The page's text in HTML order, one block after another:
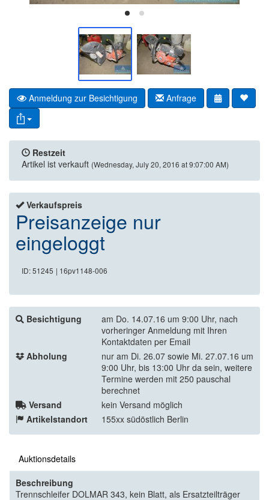
Anmeldung zur Besichtigung Anfrage
Restzeit
Artikel ist verkauft (Wednesday, July 20, 2016 at 9:07:00 AM)
Verkaufspreis
Preisanzeige nur
eingeloggt
ID: 51245 | 16pv1148-006
Besichtigung
am Do. 14.07.16 um 9:00 Uhr, nach
vorheringer Anmeldung mit Ihren
Kontaktdaten per Email
Abholung
nur am Di. 26.07 sowie Mi. 27.07.16 um
9:00 Uhr, bis 13:00 Uhr da sein, weitere
Termine werden mit 250 pauschal
berechnet
Versand
kein Versand möglich
Artikelstandort
155xx südöstlich Berlin
Auktionsdetails
Beschreibung
Trennschleifer DOLMAR 343, kein Blatt, als Ersatzteilträger